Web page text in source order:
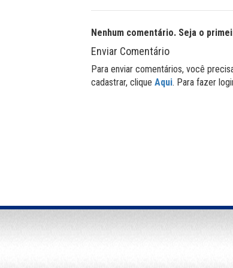
Nenhum comentário. Seja o
Enviar Comentário
Para enviar comentários, você
cadastrar, clique Aqui. Para fazer